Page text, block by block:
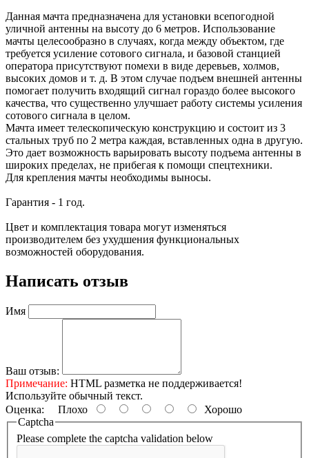
Данная мачта предназначена для установки всепогодной
уличной антенны на высоту до 6 метров. Использование
мачты целесообразно в случаях, когда между объектом, где
требуется усиление сотового сигнала, и базовой станцией
оператора присутствуют помехи в виде деревьев, холмов,
высоких домов и т. д. В этом случае подъем внешней антенны
помогает получить входящий сигнал гораздо более высокого
качества, что существенно улучшает работу системы усиления
сотового сигнала в целом.
Мачта имеет телескопическую конструкцию и состоит из 3
стальных труб по 2 метра каждая, вставленных одна в другую.
Это дает возможность варьировать высоту подъема антенны в
широких пределах, не прибегая к помощи спецтехники.
Для крепления мачты необходимы выносы.
Гарантия - 1 год.
Цвет и комплектация товара могут изменяться
производителем без ухудшения функциональных
возможностей оборудования.
Написать отзыв
Имя
Ваш отзыв:
Примечание: HTML разметка не поддерживается!
Используйте обычный текст.
Оценка: Плохо
Хорошо
Captcha
Please complete the captcha validation below